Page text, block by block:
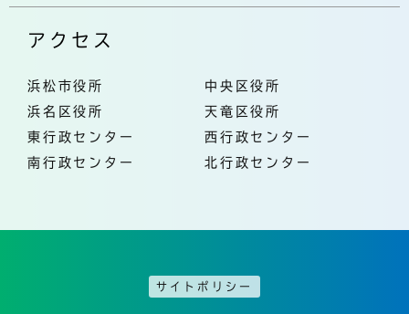
アクセス
浜松市役所
中央区役所
浜名区役所
天竜区役所
東行政センター
西行政センター
南行政センター
北行政センター
サイトポリシー